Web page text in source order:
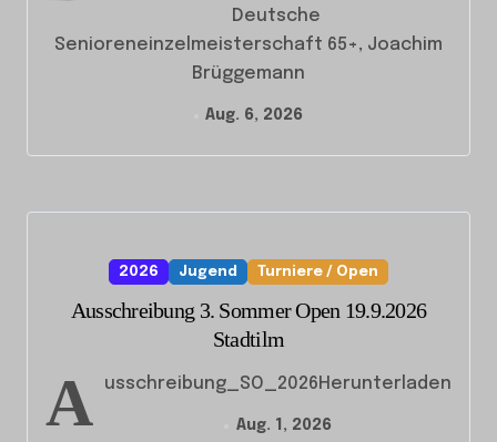
Deutsche
Senioreneinzelmeisterschaft 65+, Joachim
Brüggemann
Aug. 6, 2026
2026 Jugend Turniere / Open
Ausschreibung 3. Sommer Open 19.9.2026
Stadtilm
A usschreibung_SO_2026Herunterladen
Aug. 1, 2026